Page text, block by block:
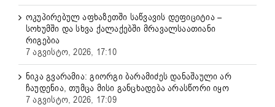
ოკუპირებულ აფხაზეთში საწვავის დეფიციტია –
სოხუმში და სხვა ქალაქებში მრავალსაათიანი
რიგებია
7 აგვისტო, 2026, 17:10
ნიკა გვარამია: გიორგი ბარამიძეს დანაშაული არ
ჩაუდენია, თუმცა მისი განცხადება არასწორი იყო
7 აგვისტო, 2026, 17:09